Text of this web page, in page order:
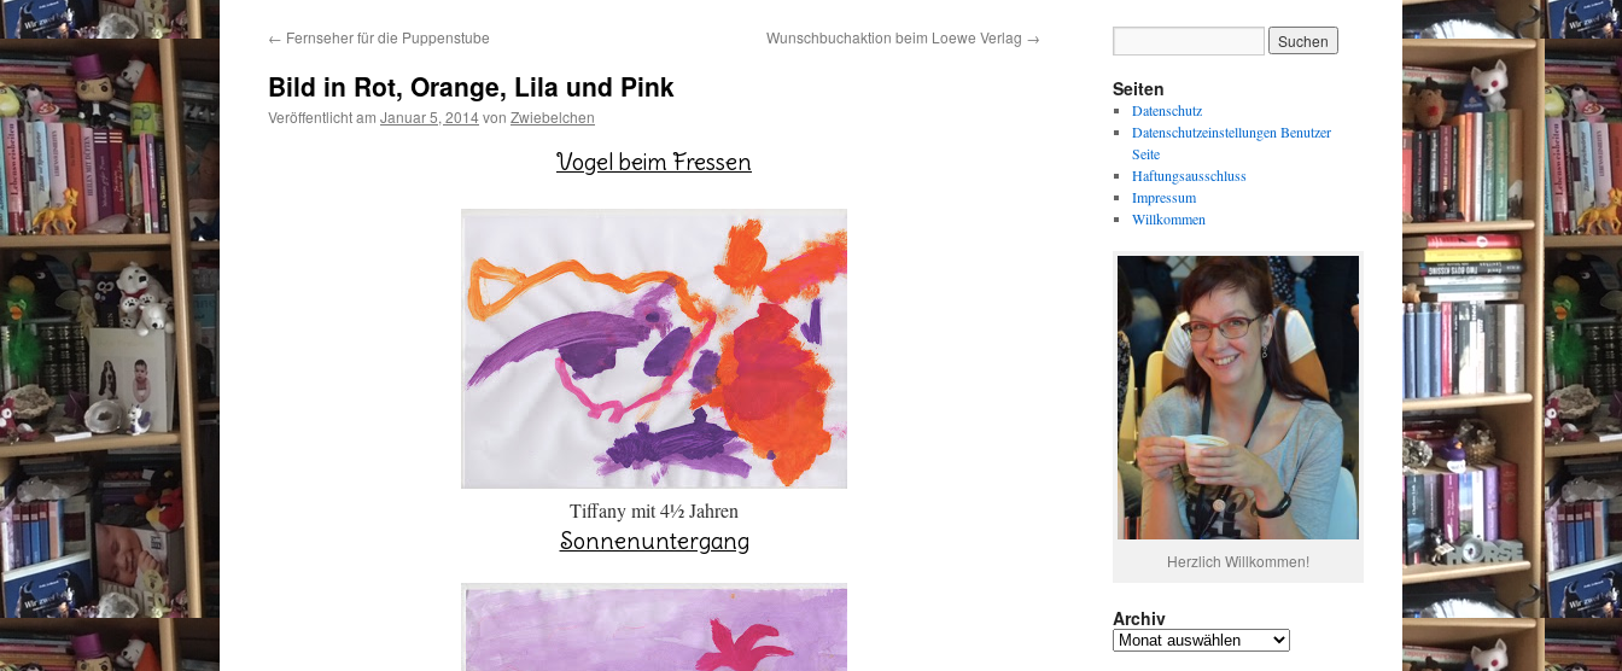
← Fernseher für die Puppenstube Wunschbuchaktion beim Loewe Verlag →
Bild in Rot, Orange, Lila und Pink
Veröffentlicht am Januar 5, 2014von Zwiebelchen
Vogel beim Fressen
Tiffany mit 4½ Jahren
Sonnenuntergang
Seiten
Datenschutz
Datenschutzeinstellungen Benutzer
Seite
Haftungsausschluss
Impressum
Willkommen
Herzlich Willkommen!
Archiv
Archiv